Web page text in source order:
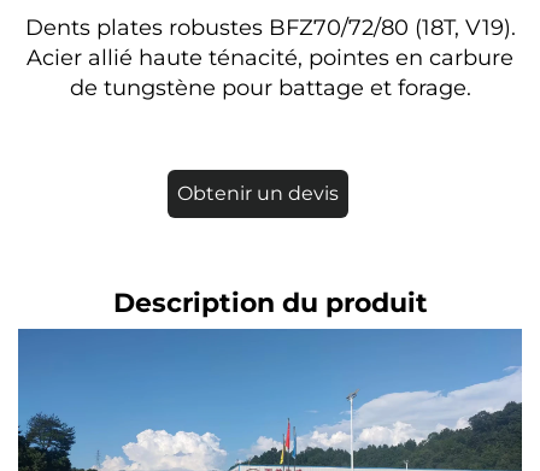
Dents plates robustes BFZ70/72/80 (18T, V19).
Acier allié haute ténacité, pointes en carbure
de tungstène pour battage et forage.
Obtenir un devis
Description du produit